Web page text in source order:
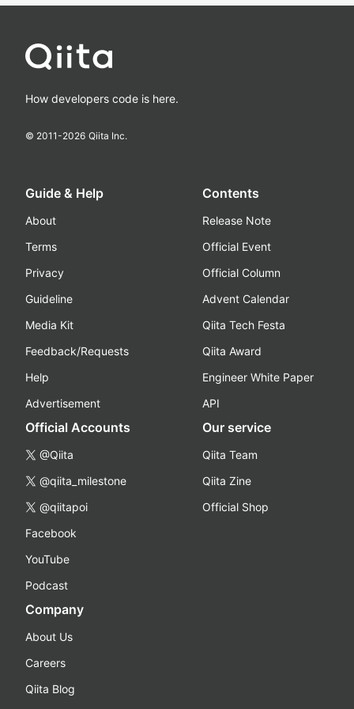
How developers code is here.
© 2011-2026 Qiita Inc.
Guide & Help
About
Terms
Privacy
Guideline
Media Kit
Feedback/Requests
Help
Advertisement
Contents
Release Note
Official Event
Official Column
Advent Calendar
Qiita Tech Festa
Qiita Award
Engineer White Paper
API
Official Accounts
@Qiita
@qiita_milestone
@qiitapoi
Facebook
YouTube
Podcast
Our service
Qiita Team
Qiita Zine
Official Shop
Company
About Us
Careers
Qiita Blog